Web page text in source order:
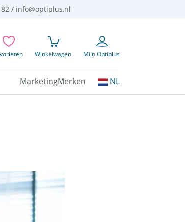
82 / info@optiplus.nl
Winkelwagen Mijn Optiplus
MarketingMerken
Kies
uw
NL